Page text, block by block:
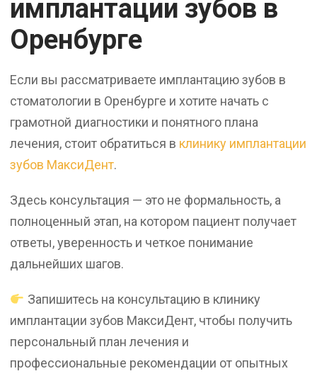
имплантации зубов в
Оренбурге
Если вы рассматриваете имплантацию зубов в
стоматологии в Оренбурге и хотите начать с
грамотной диагностики и понятного плана
лечения, стоит обратиться в клинику имплантации
зубов МаксиДент.
Здесь консультация — это не формальность, а
полноценный этап, на котором пациент получает
ответы, уверенность и четкое понимание
дальнейших шагов.
Запишитесь на консультацию в клинику
имплантации зубов МаксиДент, чтобы получить
персональный план лечения и
профессиональные рекомендации от опытных